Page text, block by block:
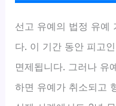
선고 유예의 법정 유예
다. 이 기간 동안 피고
면제됩니다. 그러나 유
하면 유예가 취소되고